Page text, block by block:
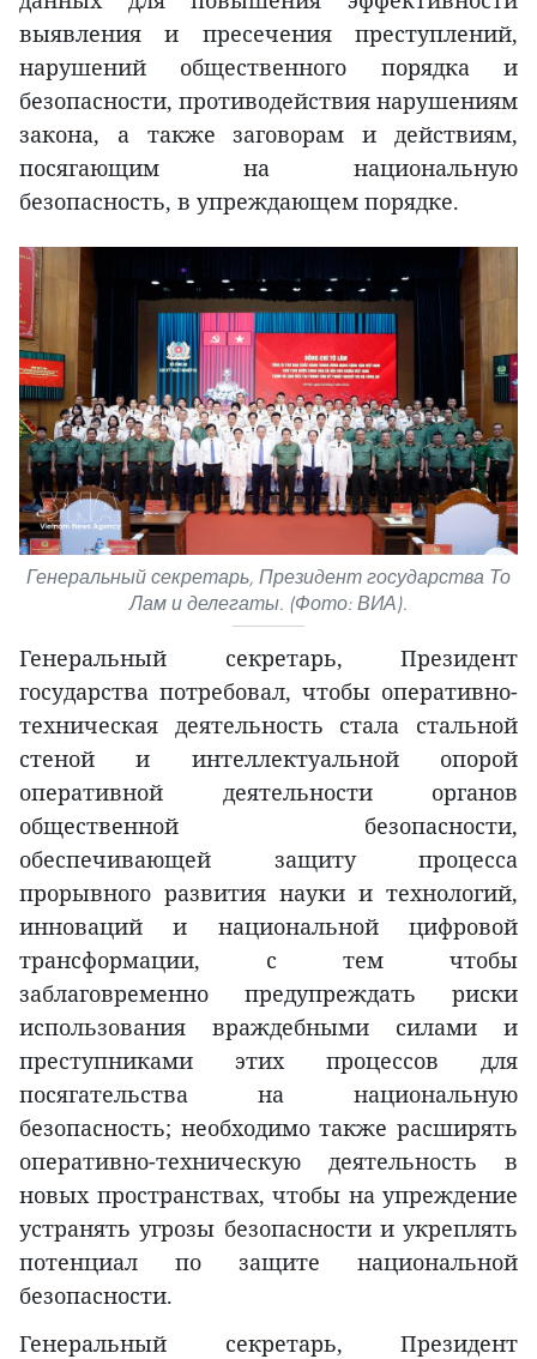
выявления и пресечения преступлений,
нарушений общественного порядка и
безопасности, противодействия нарушениям
закона, а также заговорам и действиям,
посягающим на национальную
безопасность, в упреждающем порядке.
Генеральный секретарь, Президент государства То
Лам и делегаты. (Фото: ВИА).
Генеральный секретарь, Президент
государства потребовал, чтобы оперативно-
техническая деятельность стала стальной
стеной и интеллектуальной опорой
оперативной деятельности органов
общественной безопасности,
обеспечивающей защиту процесса
прорывного развития науки и технологий,
инноваций и национальной цифровой
трансформации, с тем чтобы
заблаговременно предупреждать риски
использования враждебными силами и
преступниками этих процессов для
посягательства на национальную
безопасность; необходимо также расширять
оперативно-техническую деятельность в
новых пространствах, чтобы на упреждение
устранять угрозы безопасности и укреплять
потенциал по защите национальной
безопасности.
Генеральный секретарь, Президент